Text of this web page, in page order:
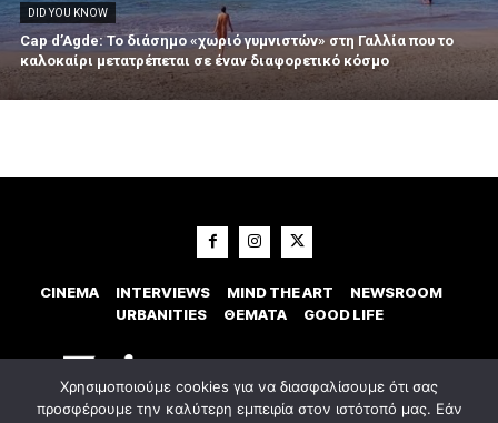
DID YOU KNOW
Cap d’Agde: Το διάσημο «χωριό γυμνιστών» στη Γαλλία που το
καλοκαίρι μετατρέπεται σε έναν διαφορετικό κόσμο
CINEMA INTERVIEWS MIND THE ART
NEWSROOM
URBANITIES
ΘΕΜΑΤΑ GOOD LIFE
Χρησιμοποιούμε cookies για να διασφαλίσουμε ότι σας
προσφέρουμε την καλύτερη εμπειρία στον ιστότοπό μας. Εάν